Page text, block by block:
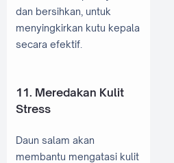
dan bersihkan, untuk
menyingkirkan kutu kepala
secara efektif.
11. Meredakan Kulit
Stress
Daun salam akan
membantu mengatasi kulit